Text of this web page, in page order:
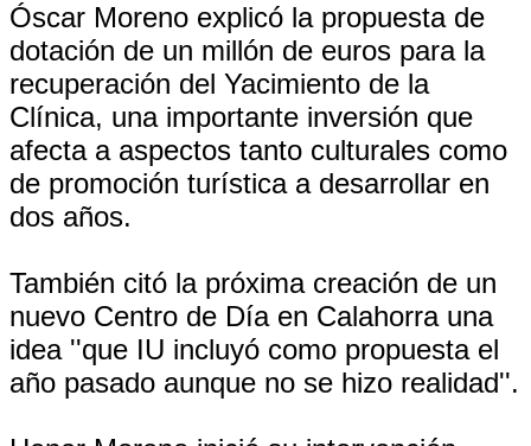
Óscar Moreno explicó la propuesta de
dotación de un millón de euros para la
recuperación del Yacimiento de la
Clínica, una importante inversión que
afecta a aspectos tanto culturales como
de promoción turística a desarrollar en
dos años.
También citó la próxima creación de un
nuevo Centro de Día en Calahorra una
idea ''que IU incluyó como propuesta el
año pasado aunque no se hizo realidad''.